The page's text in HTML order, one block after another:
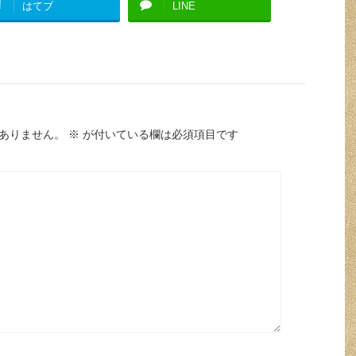
はてブ LINE
りません。 ※ が付いている欄は必須項目です